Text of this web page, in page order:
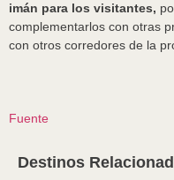
imán para los visitantes,
complementarlos con otras
con otros corredores de la
Fuente
Destinos